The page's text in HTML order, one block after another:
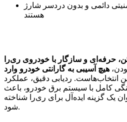
دائمی و بدون دردسر شارژ
هستند
حرفه‌ای و سازگار با خودروی ری‌را
هیچ آسیبی به گارانتی خودرو وارد
انتخاب‌هاست. ردیابی دقیق، عملکرد
کامل با سیستم برق خودرو، باعث
یک گزینه ایده‌آل برای ری‌را شناخته
شود.